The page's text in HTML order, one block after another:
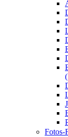
Fotos-